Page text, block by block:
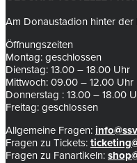
Am Donaustadion hinter
Öffnungszeiten
Montag: geschlossen
Dienstag: 13.00 – 18.00 Uhr
Mittwoch: 09.00 – 12.00 Uhr
Donnerstag : 13.00 – 18.00
Freitag: geschlossen
Allgemeine Fragen:
Fragen zu Tickets:
Fragen zu Fanartikeln: